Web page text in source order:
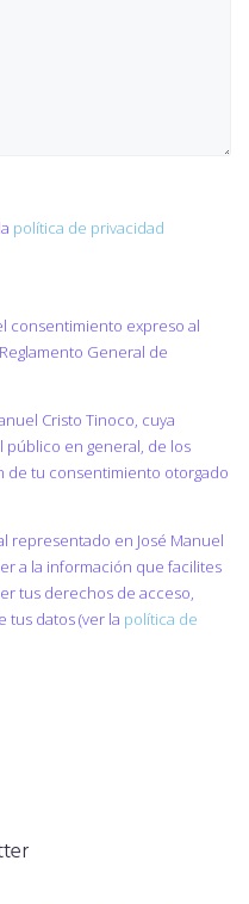
política de privacidad
consentimiento expreso al
General de
Cristo Tinoco, cuya
en general, de los
de tu consentimiento otorgado
representado en José Manuel
a la información que facilites
tus derechos de acceso,
tus datos (ver la política de